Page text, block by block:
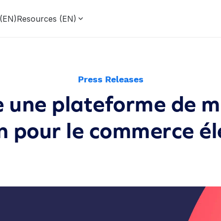
Resources (EN)
Press Releases
une plateforme de
pour le commerce